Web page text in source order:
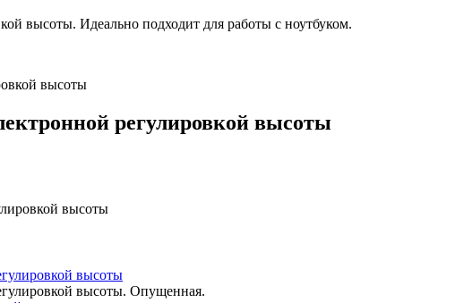
высоты. Идеально подходит для работы с ноутбуком.
регулировкой высоты
высоты